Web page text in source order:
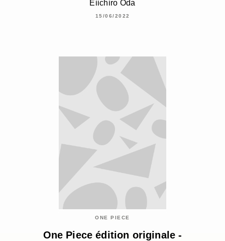
Eiichiro Oda
15/06/2022
ONE PIECE
One Piece édition originale -